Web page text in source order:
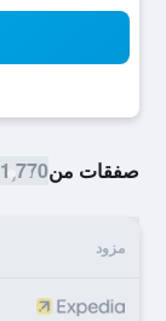
صفقات من1,770 ﷼
مزود